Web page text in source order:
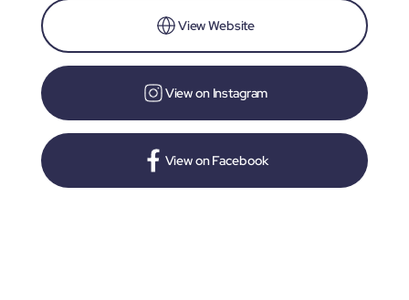
View Website
View on Instagram
View on Facebook